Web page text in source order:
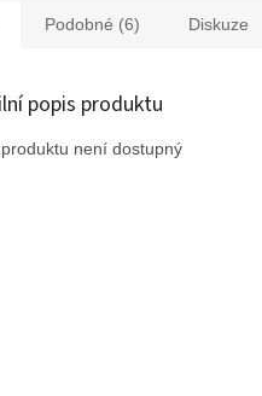
Podobné (6) Diskuze
popis produktu
není dostupný